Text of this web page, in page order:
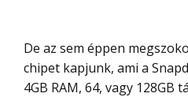
De az sem éppen megszokott, hogy Snapdragon
chipet kapjunk, ami a
4GB RAM, 64, vagy 128GB